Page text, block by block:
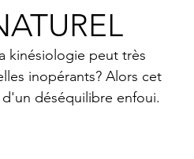
kinésiologie peut très
inopérants? Alors cet
déséquilibre enfoui.